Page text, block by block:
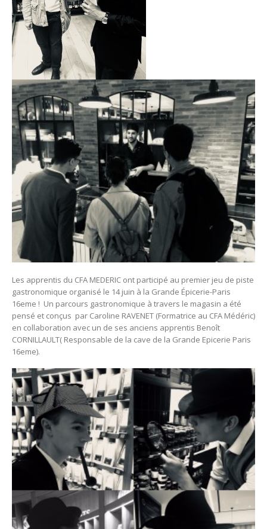
Les apprentis du CFA MEDERIC ont participé au premier jeu de piste
gastronomique organisé le 14 juin à la Grande Épicerie-Paris
16eme ! Un parcours gastronomique à travers le magasin a été
pensé et conçus par Caroline RAVENET (Formatrice au CFA Médéric)
en collaboration avec un de ses anciens apprentis Benoît
CORNILLAULT( Responsable de la cave de la Grande Epicerie Paris
16eme).